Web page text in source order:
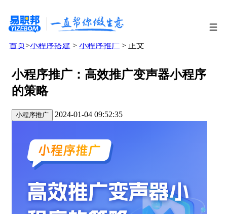
首页>小程序搭建 > 小程序推广 > 正文
小程序推广：高效推广变声器小程序
的策略
小程序推广 2024-01-04 09:52:35